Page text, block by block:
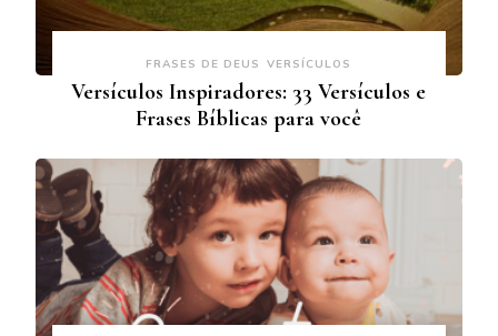
FRASES DE DEUS VERSÍCULOS
Versículos Inspiradores: 33 Versículos e
Frases Bíblicas para você